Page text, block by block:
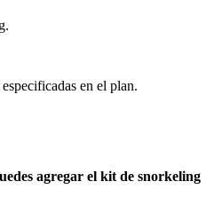
en el plan.
agregar el kit de snorkeling